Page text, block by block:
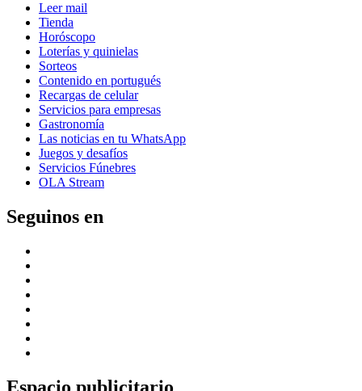
Leer mail
Tienda
Horóscopo
Loterías y quinielas
Sorteos
Contenido en portugués
Recargas de celular
Servicios para empresas
Gastronomía
Las noticias en tu WhatsApp
Juegos y desafíos
Servicios Fúnebres
OLA Stream
Seguinos en